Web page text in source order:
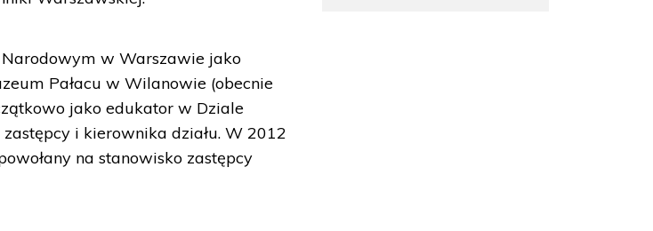
w Warszawie jako
Pałacu w Wilanowie (obecnie
jako edukator w Dziale
i kierownika działu. W 2012
na stanowisko zastępcy